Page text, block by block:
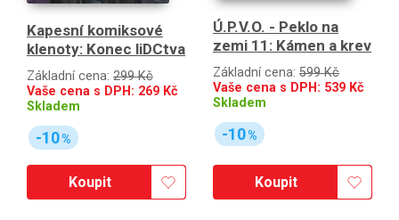
Kapesní komiksové
klenoty: Konec liDCtva
Základní cena: 299 Kč
Vaše cena s DPH: 269 Kč
Skladem
-10%
Koupit
Ú.P.V.O. - Peklo na
zemi 11: Kámen a krev
Základní cena: 599 Kč
Vaše cena s DPH: 539 Kč
Skladem
-10%
Koupit